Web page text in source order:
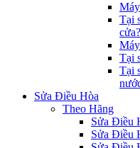
Tại
cửa?
Tại
Tại
Sửa Điều Hòa
Theo Hãng
Sửa Điều
Sửa Điều